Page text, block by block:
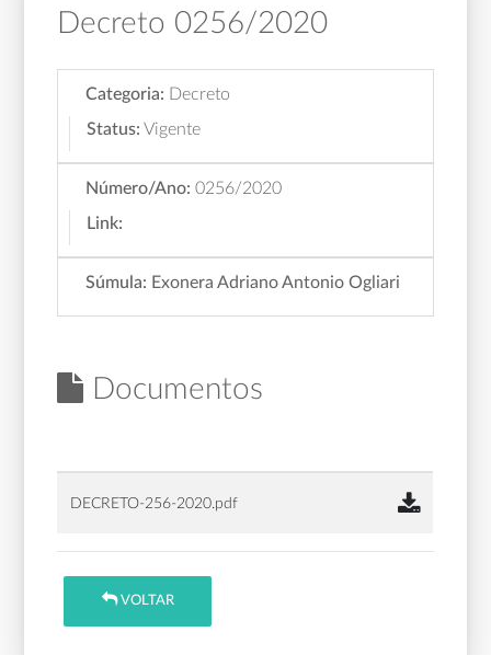
Decreto 0256/2020
Categoria: Decreto
Status: Vigente
Número/Ano: 0256/2020
Link:
Súmula: Exonera Adriano Antonio Ogliari
Documentos
DECRETO-256-2020.pdf
VOLTAR